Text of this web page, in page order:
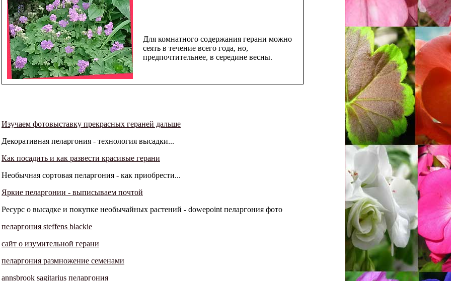
Для комнатного содержания герани можно
сеять в течение всего года, но,
предпочтительнее, в середине весны.
Изучаем фотовыставку прекрасных гераней дальше
Декоративная пеларгония - технология высадки...
Как посадить и как развести красивые герани
Необычная сортовая пеларгония - как приобрести...
Яркие пеларгонии - выписываем почтой
Ресурс о высадке и покупке необычайных растений - dowepoint пеларгония фото
пеларгония steffens blackie
сайт о изумительной герани
пеларгония размножение семенами
annsbrook sagitarius пеларгония